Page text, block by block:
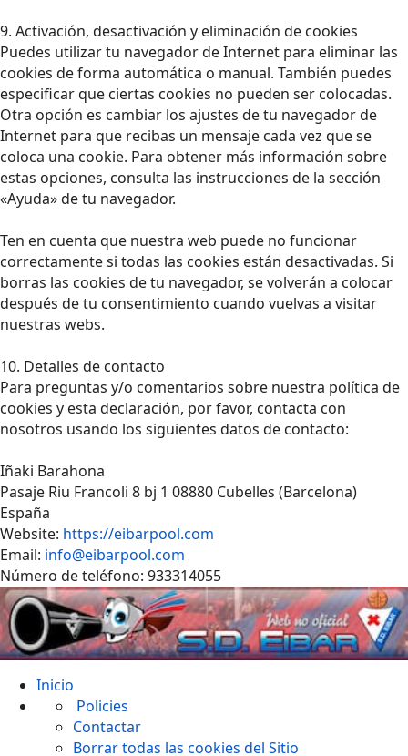
9. Activación, desactivación y eliminación de cookies
Puedes utilizar tu navegador de Internet para eliminar las
cookies de forma automática o manual. También puedes
especificar que ciertas cookies no pueden ser colocadas.
Otra opción es cambiar los ajustes de tu navegador de
Internet para que recibas un mensaje cada vez que se
coloca una cookie. Para obtener más información sobre
estas opciones, consulta las instrucciones de la sección
«Ayuda» de tu navegador.
Ten en cuenta que nuestra web puede no funcionar
correctamente si todas las cookies están desactivadas. Si
borras las cookies de tu navegador, se volverán a colocar
después de tu consentimiento cuando vuelvas a visitar
nuestras webs.
10. Detalles de contacto
Para preguntas y/o comentarios sobre nuestra política de
cookies y esta declaración, por favor, contacta con
nosotros usando los siguientes datos de contacto:
Iñaki Barahona
Pasaje Riu Francoli 8 bj 1 08880 Cubelles (Barcelona)
España
Website: https://eibarpool.com
Email: info@eibarpool.com
Número de teléfono: 933314055
Inicio
Policies
Contactar
Borrar todas las cookies del Sitio